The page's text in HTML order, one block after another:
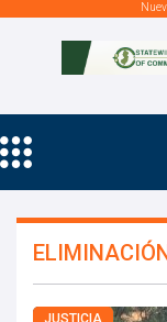
JUSTICIA